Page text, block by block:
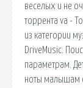
веселых и не
торрента va -
из категории
DriveMusic.
параметрам.
ноты малышам